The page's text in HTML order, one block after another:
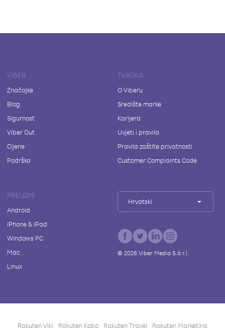
VIBER
Značajke
Blog
Sigurnost
Viber Out
Cijene
Podrška
TVRTKA
O Viberu
Središte marke
Karijera
Uvjeti i pravila
Pravila zaštite privatnosti
Customer Complaints Code
PREUZMI
Android
iPhone & iPad
Windows PC
Mac
Linux
Hrvatski
© 2026Viber Media S.à r.l.
Rakuten Viki Rakuten Kobo Rakuten Travel Rakuten Marketing